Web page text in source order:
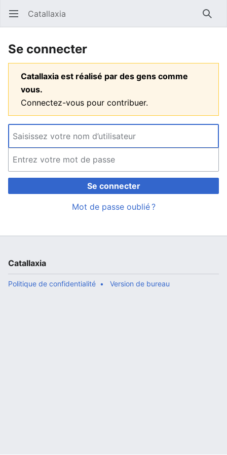
Ouvrir le menu principal Catallaxia
Se connecter
Catallaxia est réalisé par des gens comme
vous.
Connectez-vous pour contribuer.
Se connecter
Mot de passe oublié ?
Catallaxia
Politique de confidentialité Version de bureau